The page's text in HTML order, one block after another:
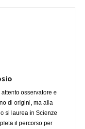
osservatore e
di origini, ma alla
si laurea in Scienze
il percorso per